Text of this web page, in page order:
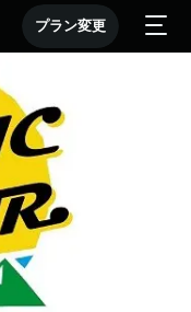
プラン変更